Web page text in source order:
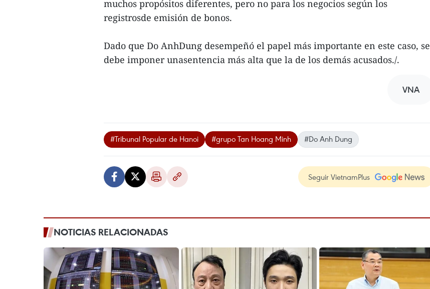
muchos propósitos diferentes, pero no para los negocios según los
registrosde emisión de bonos.
Dado que Do AnhDung desempeñó el papel más importante en este caso, se
debe imponer unasentencia más alta que la de los demás acusados./.
VNA
#Tribunal Popular de Hanoi #grupo Tan Hoang Minh #Do Anh Dung
Seguir VietnamPlus
NOTICIAS RELACIONADAS